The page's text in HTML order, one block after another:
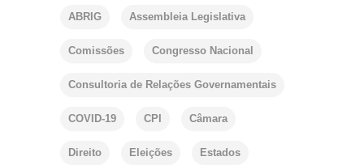
ABRIG Assembleia Legislativa
Comissões Congresso Nacional
Consultoria de Relações Governamentais
COVID-19 CPI Câmara
Direito Eleições Estados